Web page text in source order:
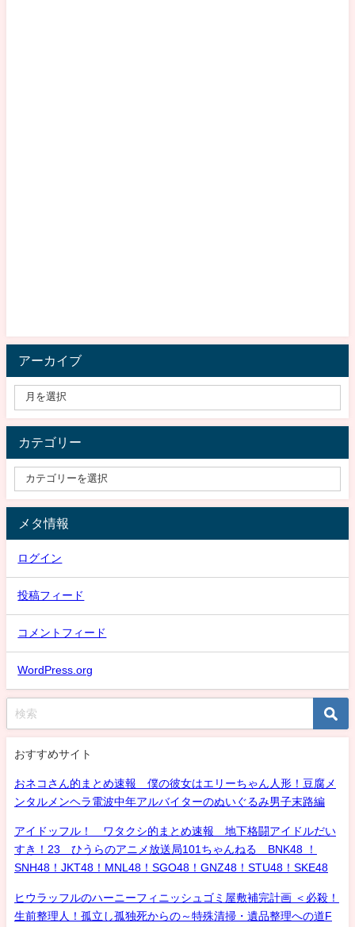
アーカイブ
カテゴリー
メタ情報
ログイン
投稿フィード
コメントフィード
WordPress.org
おすすめサイト
おネコさん的まとめ速報 僕の彼女はエリーちゃん人形！豆腐メ
ンタルメンヘラ電波中年アルバイターのぬいぐるみ男子末路編
アイドッフル！ ワタクシ的まとめ速報 地下格闘アイドルだい
すき！23 ひうらのアニメ放送局101ちゃんねる BNK48 ！
SNH48！JKT48！MNL48！SGO48！GNZ48！STU48！SKE48
ヒウラッフルのハーニーフィニッシュゴミ屋敷補完計画 ＜必殺！
生前整理人！孤立し孤独死からの～特殊清掃・遺品整理への道F